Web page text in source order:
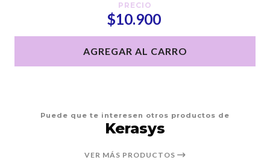
PRECIO
$10.900
AGREGAR AL CARRO
Puede que te interesen otros productos de
Kerasys
VER MÁS PRODUCTOS